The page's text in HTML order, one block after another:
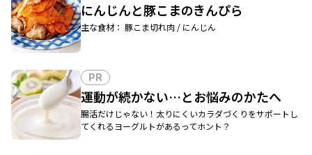
にんじんと豚こまのきんぴら
主な食材： 豚こま切れ肉 / にんじん
PR
運動が続かない…とお悩みのかたへ
腸活だけじゃない！太りにくいカラダづくりをサポートし
てくれるヨーグルトがあるってホント？